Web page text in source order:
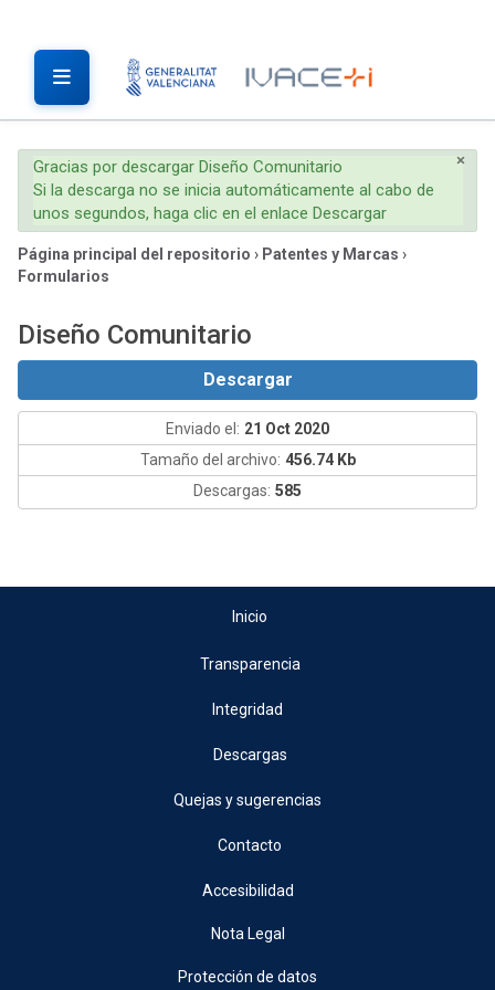
×
Gracias por descargar Diseño Comunitario
Si la descarga no se inicia automáticamente al cabo de
unos segundos, haga clic en el enlace Descargar
Página principal del repositorio › Patentes y Marcas ›
Formularios
Diseño Comunitario
Descargar
Enviado el: 21 Oct 2020
Tamaño del archivo: 456.74 Kb
Descargas: 585
Inicio
Transparencia
Integridad
Descargas
Quejas y sugerencias
Contacto
Accesibilidad
Nota Legal
Protección de datos